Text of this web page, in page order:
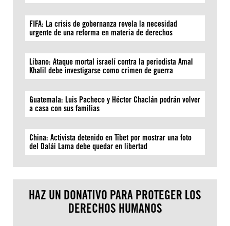
FIFA: La crisis de gobernanza revela la necesidad
urgente de una reforma en materia de derechos
Líbano: Ataque mortal israelí contra la periodista Amal
Khalil debe investigarse como crimen de guerra
Guatemala: Luis Pacheco y Héctor Chaclán podrán volver
a casa con sus familias
China: Activista detenido en Tíbet por mostrar una foto
del Dalái Lama debe quedar en libertad
HAZ UN DONATIVO PARA PROTEGER LOS
DERECHOS HUMANOS